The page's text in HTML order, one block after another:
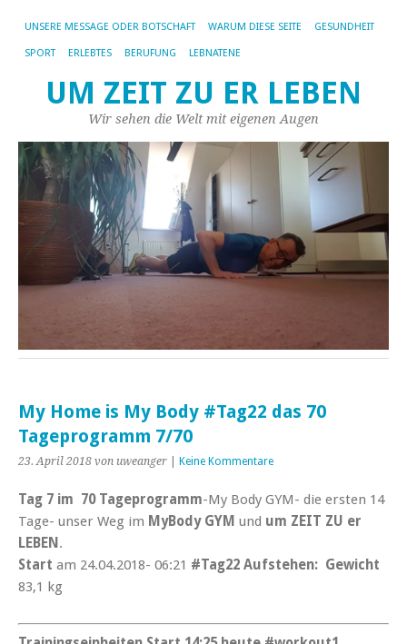
UNSERE MESSAGE ODER BOTSCHAFT WARUM DIESE SEITE GESUNDHEIT
SPORT ERLEBTES BERUFUNG LEBNATENE
UM ZEIT ZU ER LEBEN
Wir sehen die Welt mit eigenen Augen
My Home is My Body #Tag22 das 70
Tageprogramm 7/70
23. April 2018 von uweanger Keine Kommentare
Tag 7 im 70 Tageprogramm-My Body GYM- die ersten 14
Tage- unser Weg im MyBody GYM und um ZEIT ZU er
LEBEN .
Start am 24.04.2018- 06:21 #Tag22 Aufstehen: Gewicht
83,1 kg